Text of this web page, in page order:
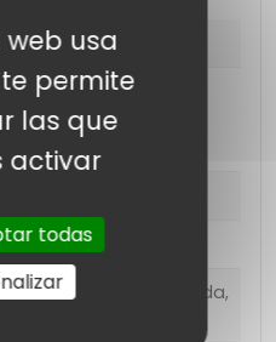
USB 2.0
b, g, n, ac, de doble
Wi-Fi Direct, punto de
GPS, Glonass, ID de celda,
web usa
permite
las que
activar
todas